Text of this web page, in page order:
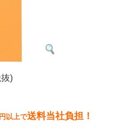
)
円以上で送料当社負担！